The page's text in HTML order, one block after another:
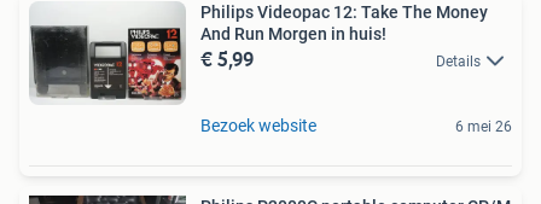
Philips Videopac 12: Take The Money
And Run Morgen in huis!
€ 5,99 Details
Bezoek website 6 mei 26